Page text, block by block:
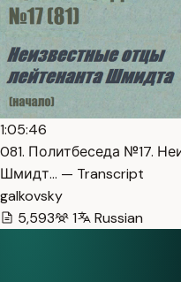
1:05:46
081. Политбеседа №17.
Шмидт… — Transcript
galkovsky
5,593
1 Russian